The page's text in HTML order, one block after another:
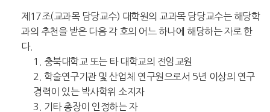
제17조(교과목 담당교수) 대학원의 교과목 담당교수는 해당학
과의 추천을 받은 다음 각 호의 어느 하나에 해당하는 자로 한
다.
1. 충북대학교 또는 타 대학교의 전임교원
2. 학술연구기관 및 산업체 연구원으로서 5년 이상의 연구
경력이 있는 박사학위 소지자
3. 기타 총장이 인정하는 자